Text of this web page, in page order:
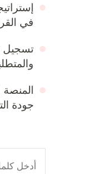
في
تسجيل
المنصة
جودة
البحث